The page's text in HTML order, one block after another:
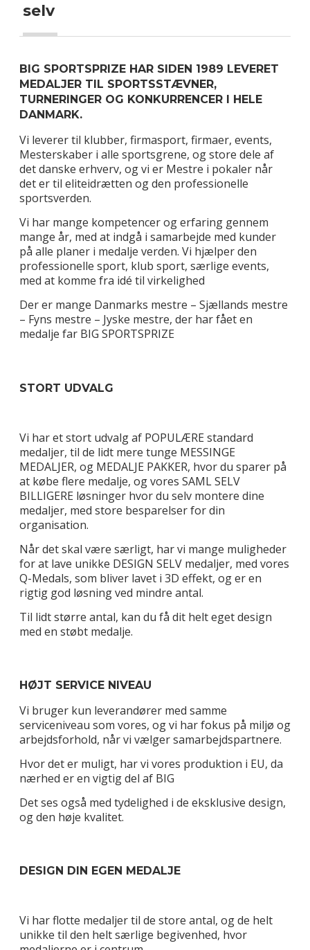
selv
BIG SPORTSPRIZE HAR SIDEN 1989 LEVERET
MEDALJER TIL SPORTSSTÆVNER,
TURNERINGER OG KONKURRENCER I HELE
DANMARK.
Vi leverer til klubber, firmasport, firmaer, events,
Mesterskaber i alle sportsgrene, og store dele af
det danske erhverv, og vi er Mestre i pokaler når
det er til eliteidrætten og den professionelle
sportsverden.
Vi har mange kompetencer og erfaring gennem
mange år, med at indgå i samarbejde med kunder
på alle planer i medalje verden. Vi hjælper den
professionelle sport, klub sport, særlige events,
med at komme fra idé til virkelighed
Der er mange Danmarks mestre – Sjællands mestre
– Fyns mestre – Jyske mestre, der har fået en
medalje far BIG SPORTSPRIZE
STORT UDVALG
Vi har et stort udvalg af POPULÆRE standard
medaljer, til de lidt mere tunge MESSINGE
MEDALJER, og MEDALJE PAKKER, hvor du sparer på
at købe flere medalje, og vores SAML SELV
BILLIGERE løsninger hvor du selv montere dine
medaljer, med store besparelser for din
organisation.
Når det skal være særligt, har vi mange muligheder
for at lave unikke DESIGN SELV medaljer, med vores
Q-Medals, som bliver lavet i 3D effekt, og er en
rigtig god løsning ved mindre antal.
Til lidt større antal, kan du få dit helt eget design
med en støbt medalje.
HØJT SERVICE NIVEAU
Vi bruger kun leverandører med samme
serviceniveau som vores, og vi har fokus på miljø og
arbejdsforhold, når vi vælger samarbejdspartnere.
Hvor det er muligt, har vi vores produktion i EU, da
nærhed er en vigtig del af BIG
Det ses også med tydelighed i de eksklusive design,
og den høje kvalitet.
DESIGN DIN EGEN MEDALJE
Vi har flotte medaljer til de store antal, og de helt
unikke til den helt særlige begivenhed, hvor